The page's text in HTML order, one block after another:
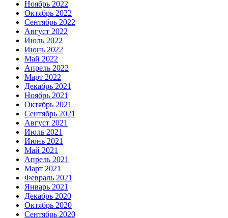
Ноябрь 2022
Октябрь 2022
Сентябрь 2022
Август 2022
Июль 2022
Июнь 2022
Май 2022
Апрель 2022
Март 2022
Декабрь 2021
Ноябрь 2021
Октябрь 2021
Сентябрь 2021
Август 2021
Июль 2021
Июнь 2021
Май 2021
Апрель 2021
Март 2021
Февраль 2021
Январь 2021
Декабрь 2020
Октябрь 2020
Сентябрь 2020